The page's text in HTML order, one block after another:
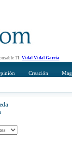
TI: Vidal Vidal Garcia
Creación